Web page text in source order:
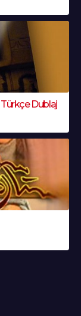
Türkçe Dublaj